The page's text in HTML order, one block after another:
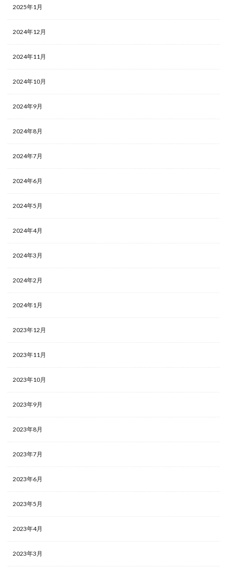
2025年1月
2024年12月
2024年11月
2024年10月
2024年9月
2024年8月
2024年7月
2024年6月
2024年5月
2024年4月
2024年3月
2024年2月
2024年1月
2023年12月
2023年11月
2023年10月
2023年9月
2023年8月
2023年7月
2023年6月
2023年5月
2023年4月
2023年3月